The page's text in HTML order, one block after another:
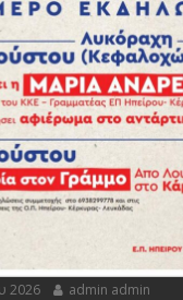
2026 admin admin